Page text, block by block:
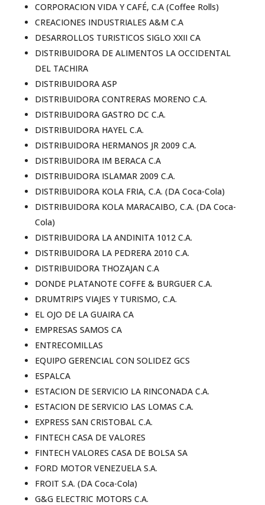
CORPORACION VIDA Y CAFÉ, C.A (Coffee Rolls)
CREACIONES INDUSTRIALES A&M C.A
DESARROLLOS TURISTICOS SIGLO XXII CA
DISTRIBUIDORA DE ALIMENTOS LA OCCIDENTAL
DEL TACHIRA
DISTRIBUIDORA ASP
DISTRIBUIDORA CONTRERAS MORENO C.A.
DISTRIBUIDORA GASTRO DC C.A.
DISTRIBUIDORA HAYEL C.A.
DISTRIBUIDORA HERMANOS JR 2009 C.A.
DISTRIBUIDORA IM BERACA C.A
DISTRIBUIDORA ISLAMAR 2009 C.A.
DISTRIBUIDORA KOLA FRIA, C.A. (DA Coca-Cola)
DISTRIBUIDORA KOLA MARACAIBO, C.A. (DA Coca-
Cola)
DISTRIBUIDORA LA ANDINITA 1012 C.A.
DISTRIBUIDORA LA PEDRERA 2010 C.A.
DISTRIBUIDORA THOZAJAN C.A
DONDE PLATANOTE COFFE & BURGUER C.A.
DRUMTRIPS VIAJES Y TURISMO, C.A.
EL OJO DE LA GUAIRA CA
EMPRESAS SAMOS CA
ENTRECOMILLAS
EQUIPO GERENCIAL CON SOLIDEZ GCS
ESPALCA
ESTACION DE SERVICIO LA RINCONADA C.A.
ESTACION DE SERVICIO LAS LOMAS C.A.
EXPRESS SAN CRISTOBAL C.A.
FINTECH CASA DE VALORES
FINTECH VALORES CASA DE BOLSA SA
FORD MOTOR VENEZUELA S.A.
FROIT S.A. (DA Coca-Cola)
G&G ELECTRIC MOTORS C.A.